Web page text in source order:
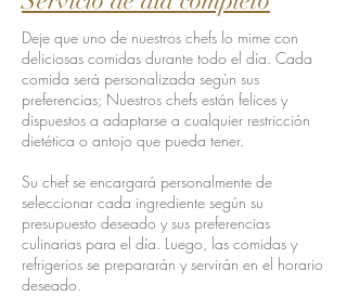
Deje que uno de nuestros chefs lo mime con
deliciosas comidas durante todo el día. Cada
comida será personalizada según sus
preferencias; Nuestros chefs están felices y
dispuestos a adaptarse a cualquier restricción
dietética o antojo que pueda tener.
Su chef se encargará personalmente de
seleccionar cada ingrediente según su
presupuesto deseado y sus preferencias
culinarias para el día. Luego, las comidas y
refrigerios se prepararán y servirán en el horario
deseado.